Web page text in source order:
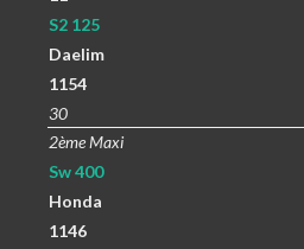
S2 125
Daelim
1154
30
2ème Maxi
Sw 400
Honda
1146